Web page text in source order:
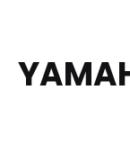
beginning
of